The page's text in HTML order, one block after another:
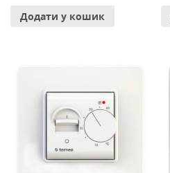
Додати у кошик